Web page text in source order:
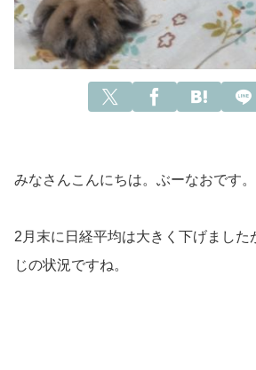
みなさんこんにちは。ぶーなおです。
2月末に日経平均は大きく下げました
じの状況ですね。